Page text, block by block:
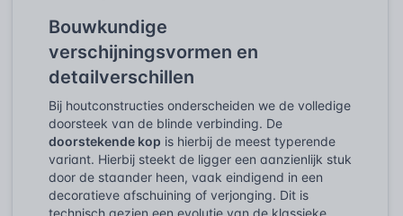
Bouwkundige
verschijningsvormen en
detailverschillen
Bij houtconstructies onderscheiden we de volledige
doorsteek van de blinde verbinding. De
doorstekende kop is hierbij de meest typerende
variant. Hierbij steekt de ligger een aanzienlijk stuk
door de staander heen, vaak eindigend in een
decoratieve afschuining of verjonging. Dit is
technisch gezien een evolutie van de klassieke